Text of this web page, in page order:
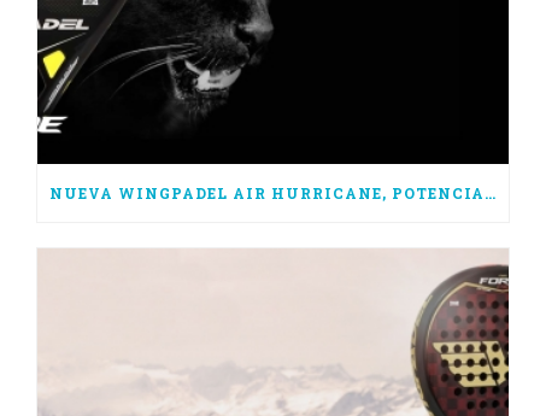
NUEVA WINGPADEL AIR HURRICANE, POTENCIA PURA